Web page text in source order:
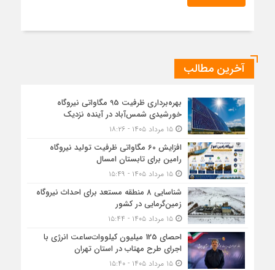
آخرین مطالب
بهره‌برداری ظرفیت 95 مگاواتی نیروگاه
خورشیدی شمس‌آباد در آینده نزدیک
۱۵ مرداد ۱۴۰۵ - ۱۸:۲۶
افزایش 60 مگاواتی ظرفیت تولید نیروگاه
رامین برای تابستان امسال
۱۵ مرداد ۱۴۰۵ - ۱۵:۴۹
شناسایی 8 منطقه مستعد برای احداث نیروگاه
زمین‌گرمایی در کشور
۱۵ مرداد ۱۴۰۵ - ۱۵:۴۴
احصای 125 میلیون کیلووات‌ساعت انرژی با
اجرای طرح مهتاب در استان تهران
۱۵ مرداد ۱۴۰۵ - ۱۵:۴۰